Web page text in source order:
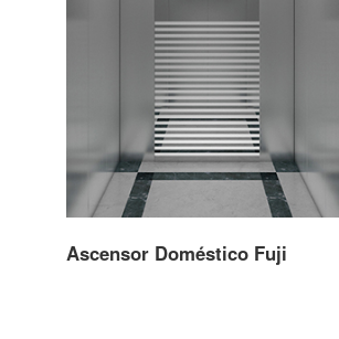
Ascensor Doméstico Fuji